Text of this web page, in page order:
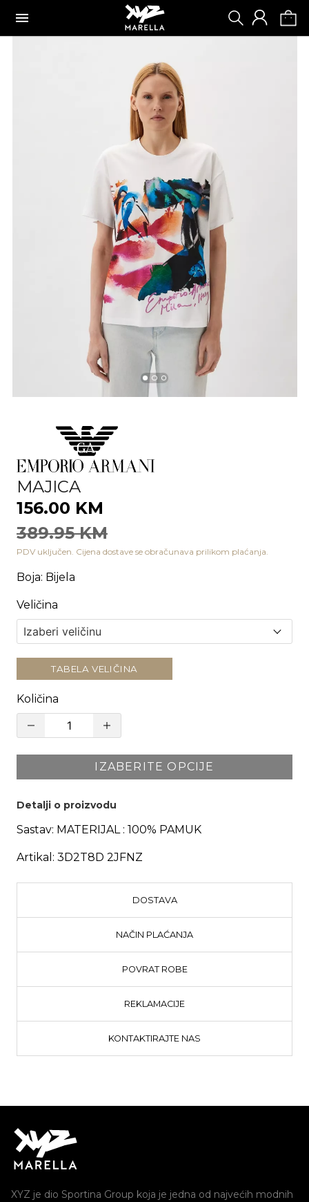
MAJICA
156.00 KM
389.95 KM
PDV uključen. Cijena dostave se obračunava prilikom plaćanja.
Boja: Bijela
Veličina
TABELA VELIČINA
Količina
IZABERITE OPCIJE
Detalji o proizvodu
Sastav: MATERIJAL : 100% PAMUK
Artikal: 3D2T8D 2JFNZ
DOSTAVA
NAČIN PLAĆANJA
POVRAT ROBE
REKLAMACIJE
KONTAKTIRAJTE NAS
XYZ je dio Sportina Group koja je jedna od najvećih modnih